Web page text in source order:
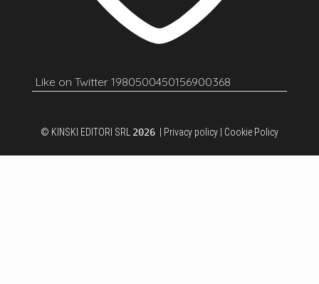
Like on Twitter 1980500450156900368
© KINSKI EDITORI SRL 2026 Privacy policy Cookie Policy